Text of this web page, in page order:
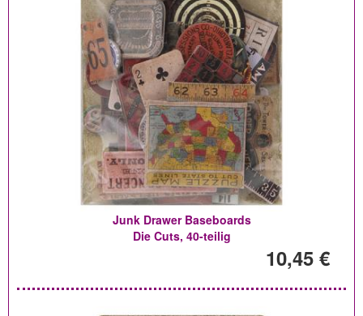
Junk Drawer Baseboards
Die Cuts, 40-teilig
10,45 €